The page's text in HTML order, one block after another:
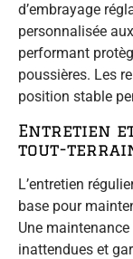
d’embrayage
personnalisée
performant
poussières. Les
position stable
Entretien
tout-
L’entretien
base pour
Une
inattendues et